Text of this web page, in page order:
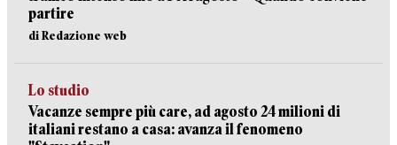
partire
di Redazione web
Lo studio
Vacanze sempre più care, ad agosto 24 milioni di
italiani restano a casa: avanza il fenomeno